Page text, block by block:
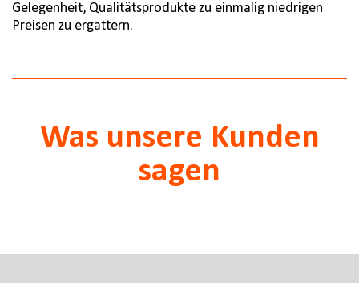
Gelegenheit, Qualitätsprodukte zu einmalig niedrigen
Preisen zu ergattern.
Was unsere Kunden
sagen